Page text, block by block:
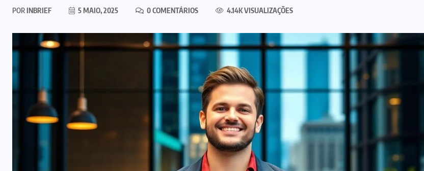
PORINBRIEF 5 MAIO, 2025 0 COMENTÁRIOS 4.14K VISUALIZAÇÕES